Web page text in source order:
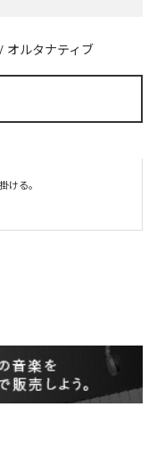
/ オルタナティブ
ける。